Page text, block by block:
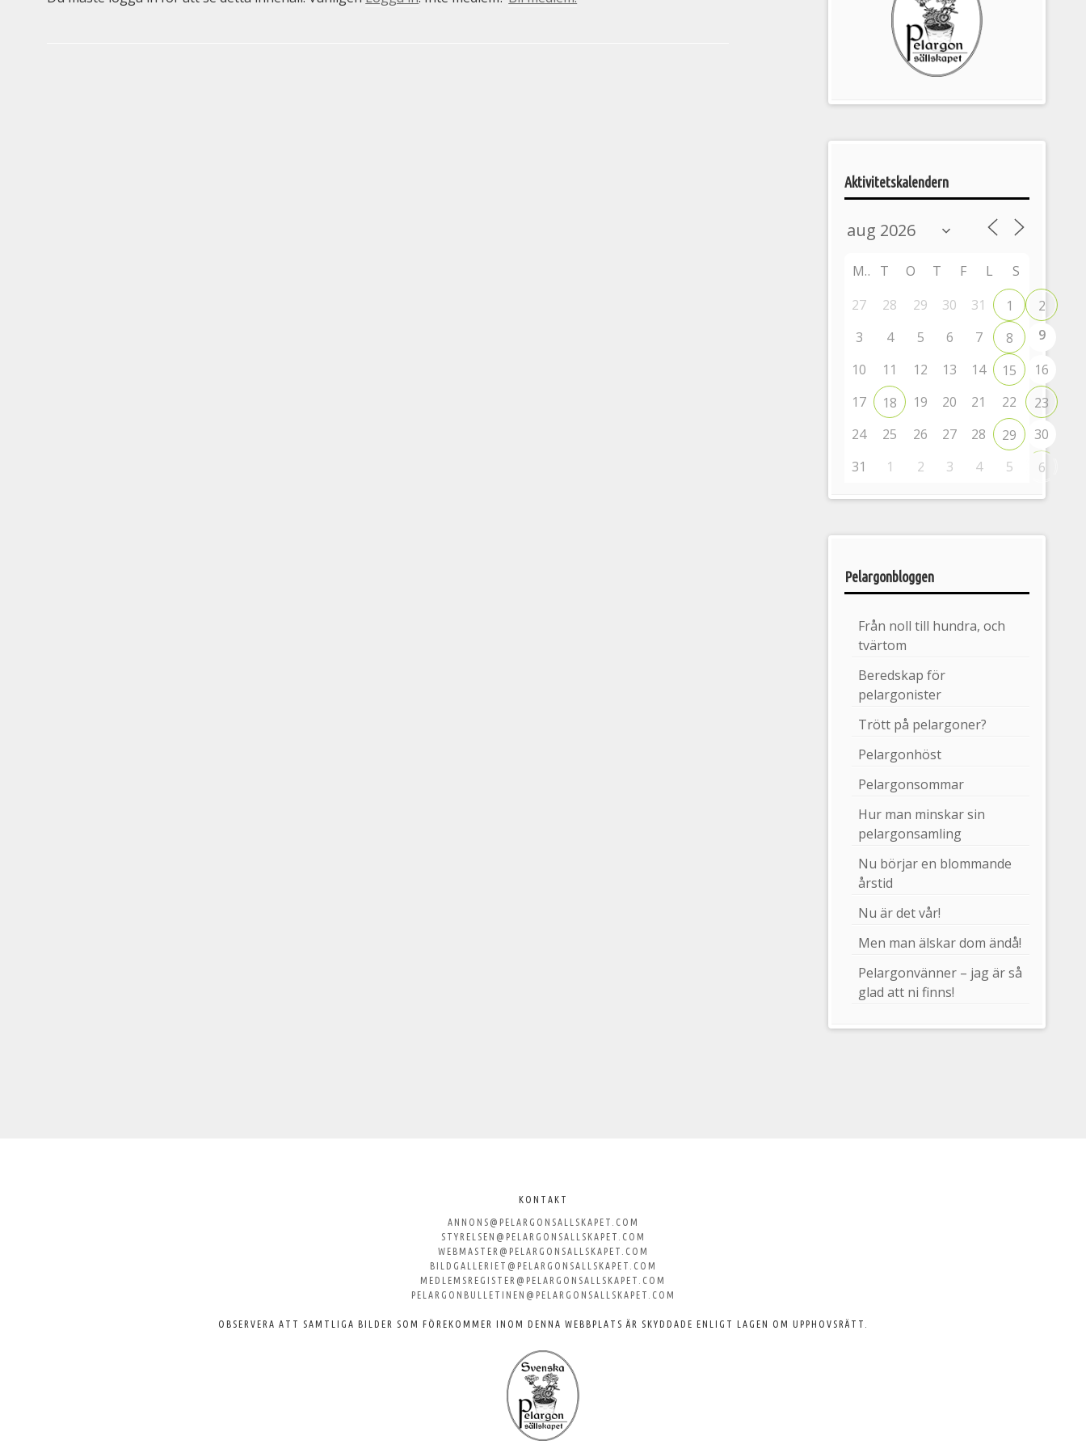
Pelargonsällskapets
aktiviteter
Aktivitetskalendern
M T O T F L
S
27
28 29 30 31 1
2
3
4 5 6 7 8
9
10
11 12 13 14 15
16
17
18 19 20 21 22
23
24
25 26 27 28 29
30
31
1 2 3 4 5 6
Pelargonbloggen
Från noll till hundra, och
tvärtom
Beredskap för
pelargonister
Trött på pelargoner?
Pelargonhöst
Pelargonsommar
Hur man minskar sin
pelargonsamling
Nu börjar en blommande
årstid
Nu är det vår!
Men man älskar dom ändå!
Pelargonvänner – jag är så
glad att ni finns!
KONTAKT
ANNONS@PELARGONSALLSKAPET.COM
STYRELSEN@PELARGONSALLSKAPET.COM
WEBMASTER@PELARGONSALLSKAPET.COM
BILDGALLERIET@PELARGONSALLSKAPET.COM
MEDLEMSREGISTER@PELARGONSALLSKAPET.COM
PELARGONBULLETINEN@PELARGONSALLSKAPET.COM
OBSERVERA ATT SAMTLIGA BILDER SOM FÖREKOMMER INOM DENNA WEBBPLATS ÄR SKYDDADE ENLIGT LAGEN OM UPPHOVSRÄTT.